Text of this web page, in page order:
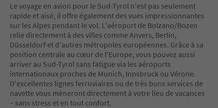
Le voyage en avion pour le Sud-Tyrol n'est pas seulement
rapide et aisé, il offre également des vues impressionnantes
sur les Alpes pendant le vol. L'aéroport de Bolzano/Bozen
relie directement à des villes comme Anvers, Berlin,
Düsseldorf et d'autres métropoles européennes. Grâce à sa
position centrale au cœur de l'Europe, vous pouvez aussi
arriver au Sud-Tyrol sans fatigue via les aéroports
internationaux proches de Munich, Innsbruck ou Vérone.
D'excellentes lignes ferroviaires ou de très bons services de
navette vous mèneront directement à votre lieu de vacances
– sans stress et en tout confort.